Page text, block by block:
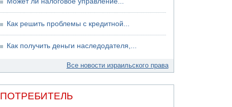
Как решить проблемы с кредитной...
Как получить деньги наследодателя,...
Все новости израильского права
ПОТРЕБИТЕЛЬ